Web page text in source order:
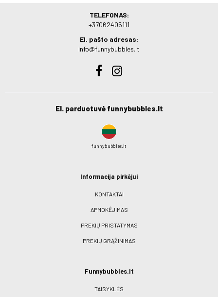
TELEFONAS:
+37062405111
El. pašto adresas:
info@funnybubbles.lt
El. parduotuvė funnybubbles.lt
funnybubbles.lt
Informacija pirkėjui
KONTAKTAI
APMOKĖJIMAS
PREKIŲ PRISTATYMAS
PREKIŲ GRĄŽINIMAS
Funnybubbles.lt
TAISYKLĖS